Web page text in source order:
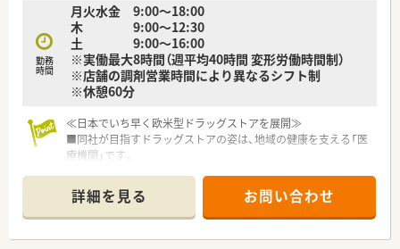
◎薬剤師としてのキャリアを積みながら、どんな夢に向かっても
まっすぐに歩める道があります。
◎調剤薬局で、在宅医療で、病院薬剤師として、管理部門として、
教育担当としてなどなど…活動領域は広がり続けています。
◎薬剤師としての職能を存分に発揮できるフィールドで、あなた
の思い描く未来を実現してください。
＼こんな薬局です／
◎オンライン服薬指導や生活習慣病の相談などにも対応してい
ます
◎処方箋をお持ちの方だけでなく、地域の患者さんの健康を広く
サポートしています！
＼こんな方を求めています／
◎これから薬剤師として成長していきたい若手薬剤師さん！
勤務
時間
月火水金 9:00～18:00
木 9:00～12:30
土 9:00～16:00
※実働最大8時間（週平均40時間 変形労働時間制）
※店舗の調剤営業時間により異なるシフト制
※休憩60分
≪日本でいち早く欧米型ドラッグストアを展開≫
■同社が目指すドラッグストアの姿は、地域の健康を支える「医
療機関」です。
ション」を推進しています。
■医療ヘルスケア商品（調剤＋OTC等）の売上割合は約50％で業
界トップクラス！
■調剤を核に、OTC・サプリメントなど、各分野で的確にアドバ
詳細を見る お問い合わせ